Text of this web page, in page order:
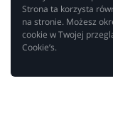
Strona ta korzysta
na stronie. Możesz
cookie w Twojej
Cookie’s.